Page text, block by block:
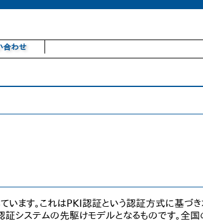
合わせ
ます。これはPKI認証という認証方式に基づ
ステムの先駆けモデルとなるものです。全国